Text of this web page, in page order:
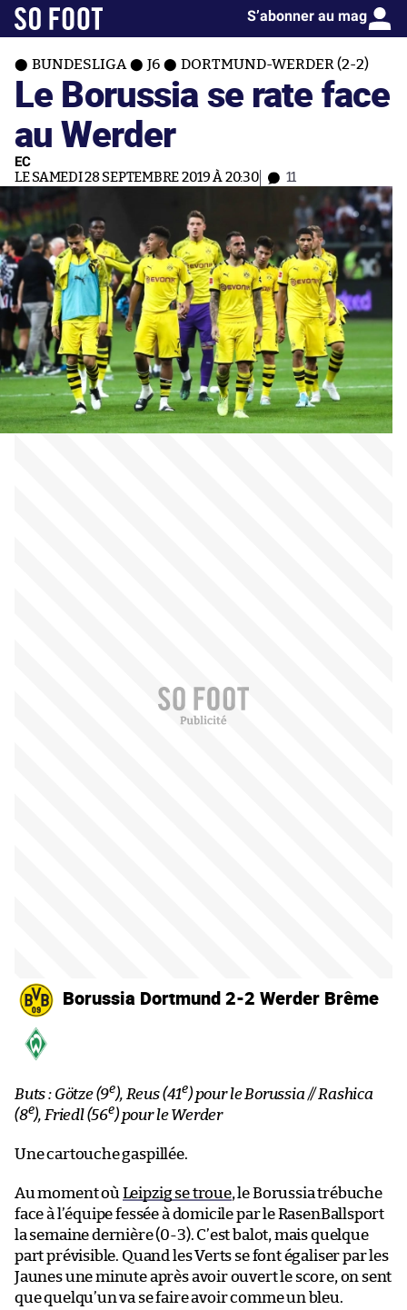
S’abonner au mag
BUNDESLIGA J6 DORTMUND-WERDER (2-2)
Le Borussia se rate face
au Werder
EC
LE SAMEDI 28 SEPTEMBRE 2019 À 20:30 11
Borussia Dortmund 2-2 Werder Brême
Buts : Götze (9e), Reus (41e) pour le Borussia // Rashica
(8e), Friedl (56e) pour le Werder
Une cartouche gaspillée.
Au moment où Leipzig se troue, le Borussia trébuche
face à l’équipe fessée à domicile par le RasenBallsport
la semaine dernière (0-3). C’est balot, mais quelque
part prévisible. Quand les Verts se font égaliser par les
Jaunes une minute après avoir ouvert le score, on sent
que quelqu’un va se faire avoir comme un bleu.